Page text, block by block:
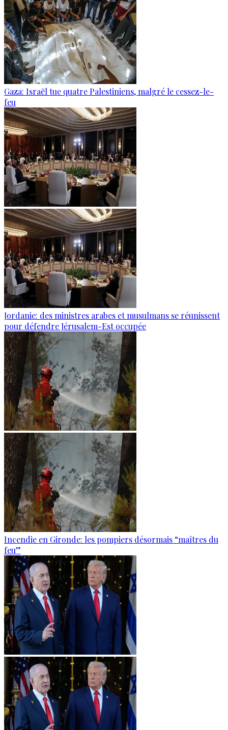
Gaza: Israël tue quatre Palestiniens, malgré le cessez-le-
feu
Jordanie: des ministres arabes et musulmans se réunissent
pour défendre Jérusalem-Est occupée
Incendie en Gironde: les pompiers désormais “maîtres du
feu”